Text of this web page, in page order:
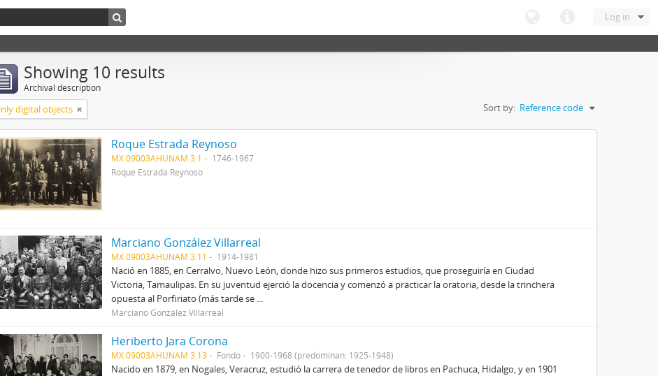
Log in
Showing 10 results
Archival description
digital objects Sort by: Reference code
Roque Estrada Reynoso
MX 09003AHUNAM 3.1
1746-1967
Roque Estrada Reynoso
Marciano González Villarreal
MX 09003AHUNAM 3.11 1914-1981
Nació en 1885, en Cerralvo, Nuevo León, donde hizo sus primeros estudios, que proseguiría en Ciudad
Victoria, Tamaulipas. En su juventud ejerció la docencia y comenzó a practicar la oratoria, desde la trinchera
opuesta al Porfiriato (más tarde se ...
Marciano González Villarreal
Heriberto Jara Corona
MX 09003AHUNAM 3.13 Fondo 1900-1968 (predominan: 1925-1948)
Nacido en 1879, en Nogales, Veracruz, estudió la carrera de tenedor de libros en Pachuca, Hidalgo, y en 1901